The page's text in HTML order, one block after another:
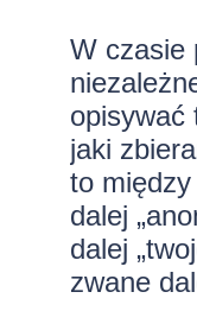
W czasie
opisywać
jaki
to
dalej
dalej
zwane